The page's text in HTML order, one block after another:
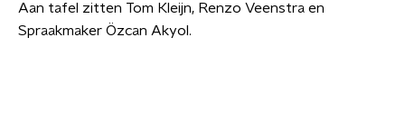
Aan tafel zitten Tom Kleijn, Renzo Veenstra en
Spraakmaker Özcan Akyol.